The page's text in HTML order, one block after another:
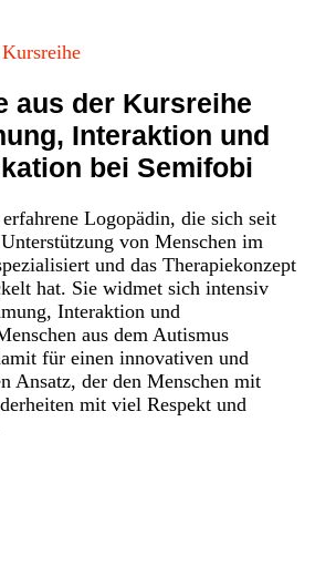
aus der Kursreihe
Interaktion und
bei Semifobi
Logopädin, die sich seit
von Menschen im
und das Therapiekonzept
hat. Sie widmet sich intensiv
Interaktion und
aus dem Autismus
für einen innovativen und
Ansatz, der den Menschen mit
mit viel Respekt und